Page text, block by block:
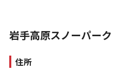
岩手高原スノーパーク
住所